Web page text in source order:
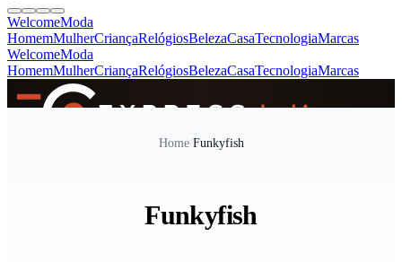
WelcomeModa
HomemMulherCriançaRelógiosBelezaCasaTecnologiaMarcas
WelcomeModa
HomemMulherCriançaRelógiosBelezaCasaTecnologiaMarcas
Home/Funkyfish
Funkyfish